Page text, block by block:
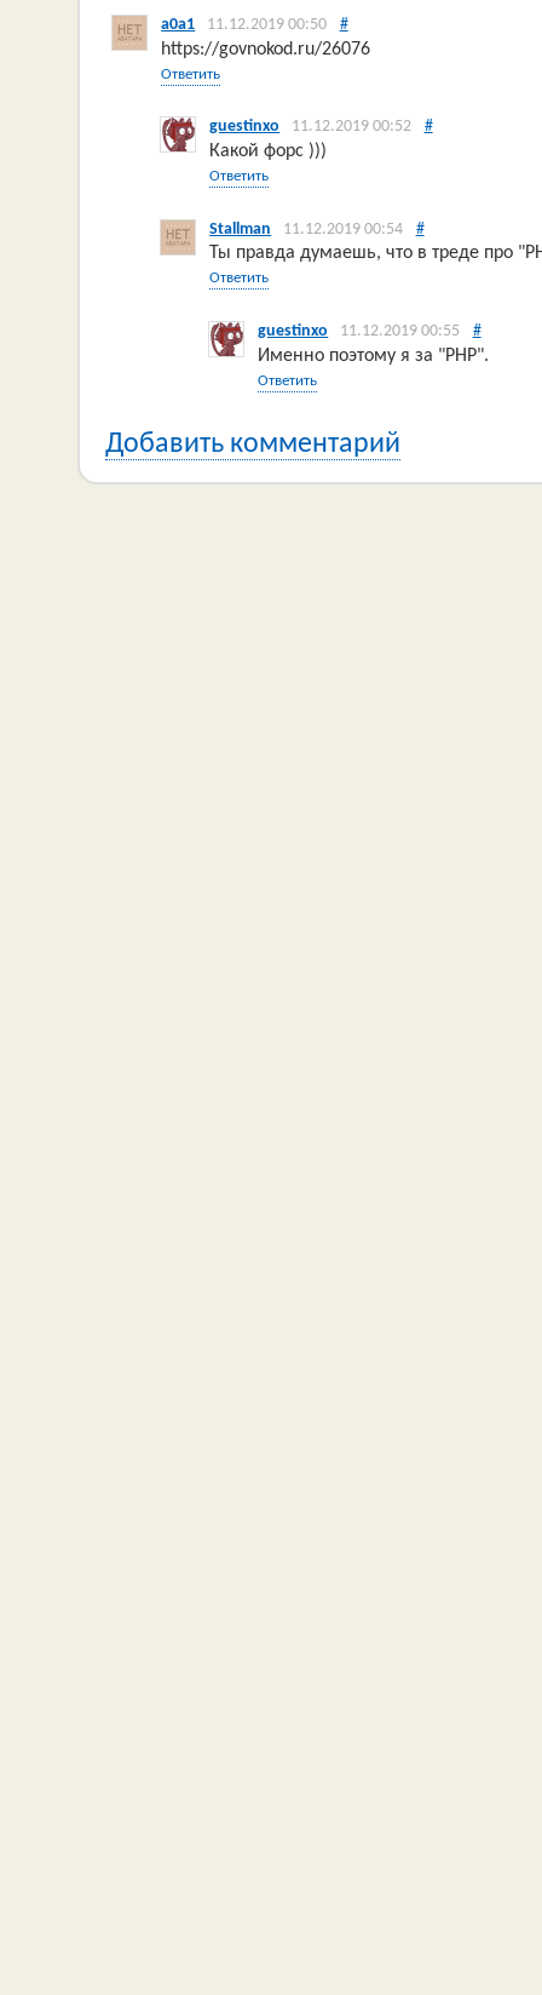
a0a1 11.12.2019 00:50 #
https://govnokod.ru/26076
Ответить
guestinxo 11.12.2019 00:52 #
Какой форс )))
Ответить
Stallman 11.12.2019 00:54 #
Ты правда думаешь, что в треде про
Ответить
guestinxo 11.12.2019 00:55 #
Именно поэтому я за "PHP".
Ответить
Добавить комментарий